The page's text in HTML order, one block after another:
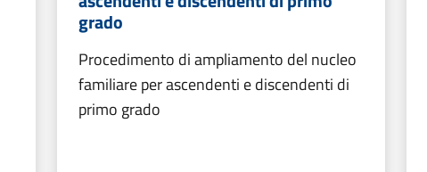
grado
Procedimento di ampliamento del nucleo
familiare per ascendenti e discendenti di
primo grado